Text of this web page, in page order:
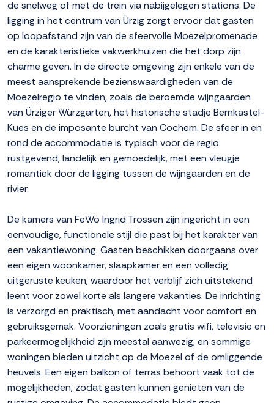
de snelweg of met de trein via nabijgelegen stations. De
ligging in het centrum van Ürzig zorgt ervoor dat gasten
op loopafstand zijn van de sfeervolle Moezelpromenade
en de karakteristieke vakwerkhuizen die het dorp zijn
charme geven. In de directe omgeving zijn enkele van de
meest aansprekende bezienswaardigheden van de
Moezelregio te vinden, zoals de beroemde wijngaarden
van Ürziger Würzgarten, het historische stadje Bernkastel-
Kues en de imposante burcht van Cochem. De sfeer in en
rond de accommodatie is typisch voor de regio:
rustgevend, landelijk en gemoedelijk, met een vleugje
romantiek door de ligging tussen de wijngaarden en de
rivier.
De kamers van FeWo Ingrid Trossen zijn ingericht in een
eenvoudige, functionele stijl die past bij het karakter van
een vakantiewoning. Gasten beschikken doorgaans over
een eigen woonkamer, slaapkamer en een volledig
uitgeruste keuken, waardoor het verblijf zich uitstekend
leent voor zowel korte als langere vakanties. De inrichting
is verzorgd en praktisch, met aandacht voor comfort en
gebruiksgemak. Voorzieningen zoals gratis wifi, televisie en
parkeermogelijkheid zijn meestal aanwezig, en sommige
woningen bieden uitzicht op de Moezel of de omliggende
heuvels. Een eigen balkon of terras behoort vaak tot de
mogelijkheden, zodat gasten kunnen genieten van de